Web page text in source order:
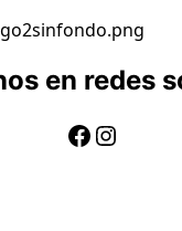
en redes
Facebook